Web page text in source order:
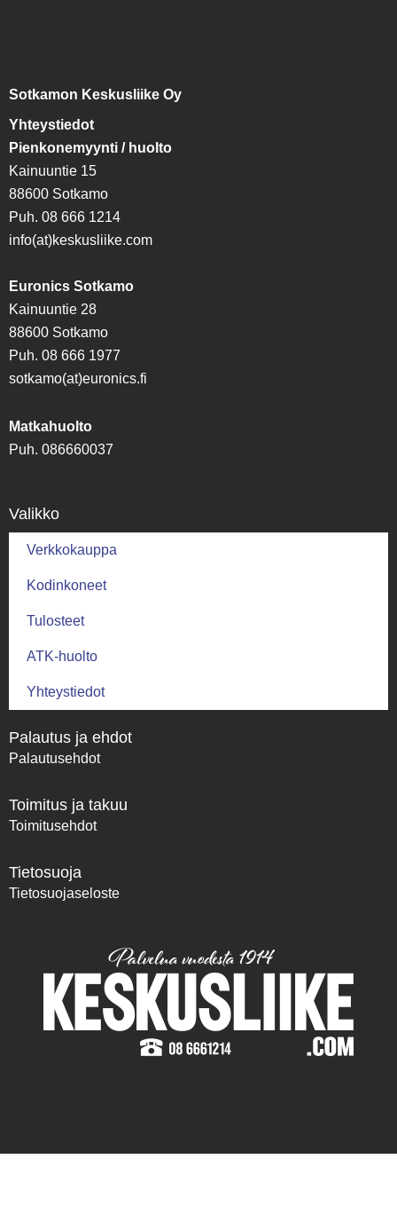
Sotkamon Keskusliike Oy
Yhteystiedot
Pienkonemyynti / huolto
Kainuuntie 15
88600 Sotkamo
Puh. 08 666 1214
info(at)keskusliike.com
Euronics Sotkamo
Kainuuntie 28
88600 Sotkamo
Puh. 08 666 1977
sotkamo(at)euronics.fi
Matkahuolto
Puh. 086660037
Valikko
Verkkokauppa
Kodinkoneet
Tulosteet
ATK-huolto
Yhteystiedot
Palautus ja ehdot
Palautusehdot
Toimitus ja takuu
Toimitusehdot
Tietosuoja
Tietosuojaseloste